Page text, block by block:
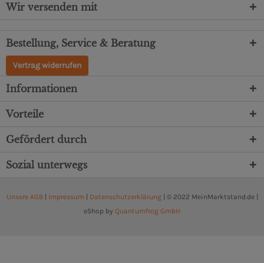
Wir versenden mit
Bestellung, Service & Beratung
Vertrag widerrufen
Informationen
Vorteile
Gefördert durch
Sozial unterwegs
Unsere AGB| Impressum Datenschutzerklärung| © 2022 MeinMarktstand.de |
eShop by Quantumfrog GmbH